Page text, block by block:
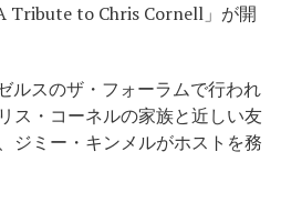
Tribute to Chris Cornell」が開
ルスのザ・フォーラムで行われ
ス・コーネルの家族と近しい友
ジミー・キンメルがホストを務